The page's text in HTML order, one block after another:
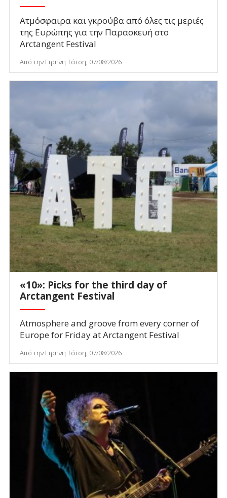
Ατμόσφαιρα και γκρούβα από όλες τις μεριές
της Ευρώπης για την Παρασκευή στο
Arctangent Festival
Από την Ειρήνη Τάτση, 07/08/2026
«10»: Picks for the third day of
Arctangent Festival
Atmosphere and groove from every corner of
Europe for Friday at Arctangent Festival
Από την Ειρήνη Τάτση, 07/08/2026